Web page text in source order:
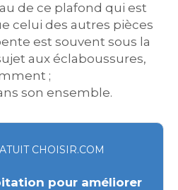
de ce plafond qui est
celui des autres pièces
est souvent sous la
aux éclaboussures,
;
son ensemble.
CHOISIR.COM
pour améliorer